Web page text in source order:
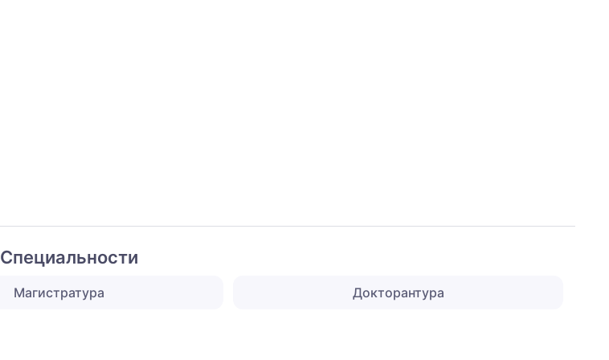
Специальности
Магистратура Докторантура